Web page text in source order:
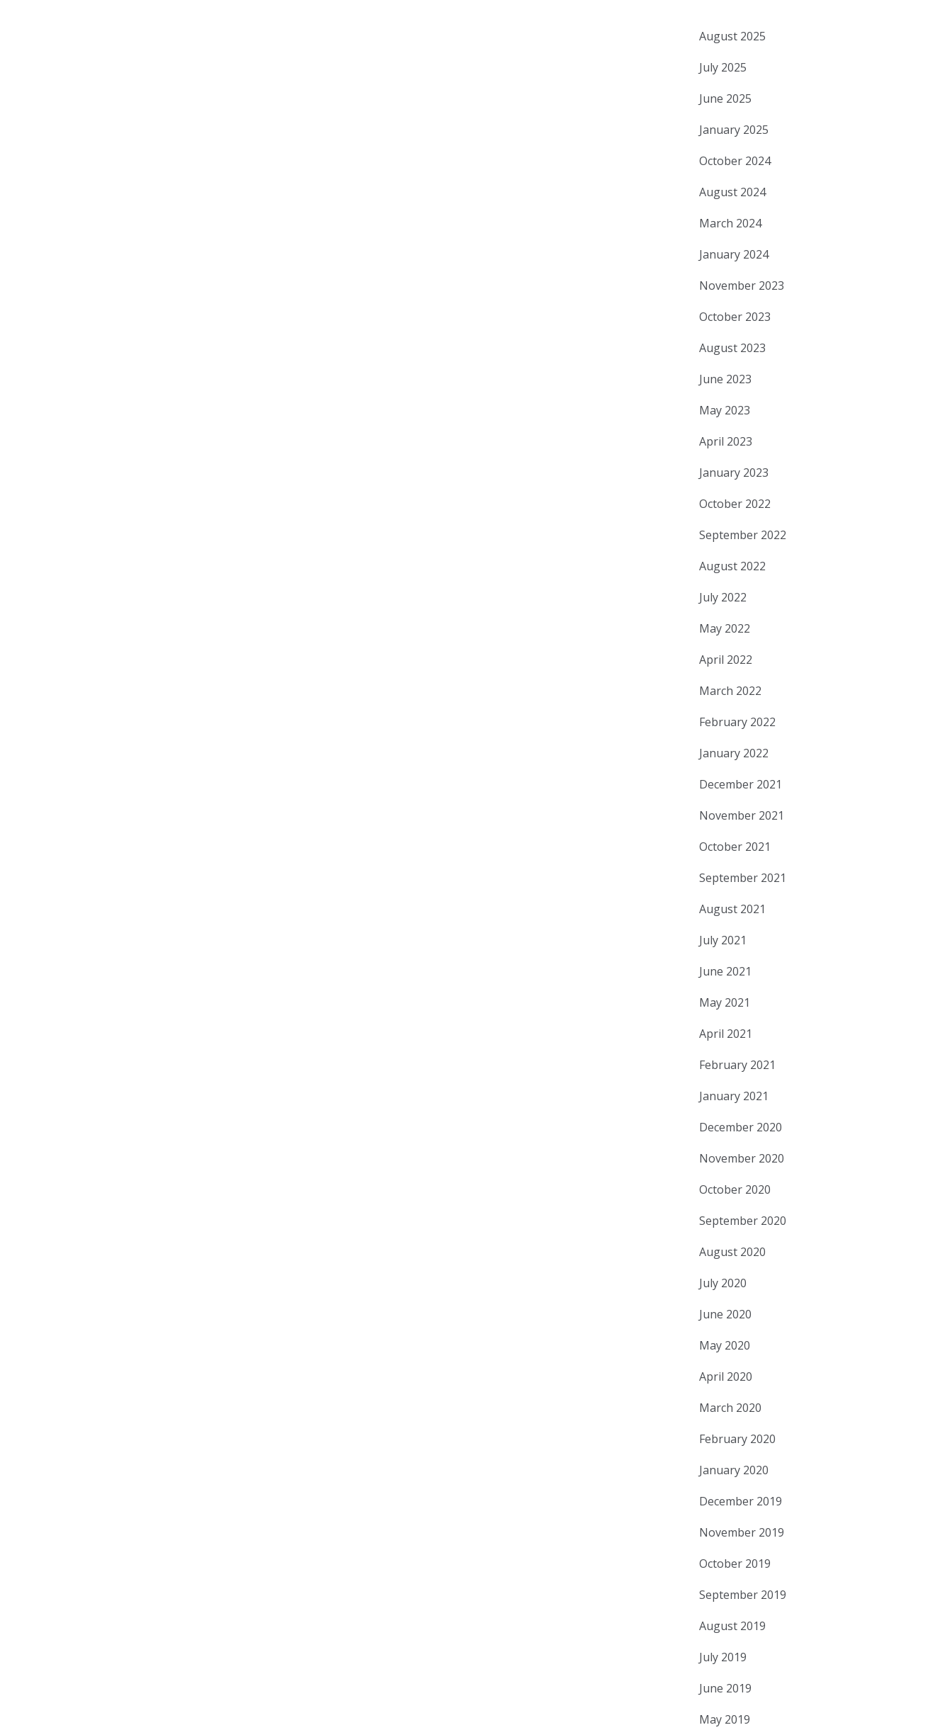
August 2025
July 2025
June 2025
January 2025
October 2024
August 2024
March 2024
January 2024
November 2023
October 2023
August 2023
June 2023
May 2023
April 2023
January 2023
October 2022
September 2022
August 2022
July 2022
May 2022
April 2022
March 2022
February 2022
January 2022
December 2021
November 2021
October 2021
September 2021
August 2021
July 2021
June 2021
May 2021
April 2021
February 2021
January 2021
December 2020
November 2020
October 2020
September 2020
August 2020
July 2020
June 2020
May 2020
April 2020
March 2020
February 2020
January 2020
December 2019
November 2019
October 2019
September 2019
August 2019
July 2019
June 2019
May 2019